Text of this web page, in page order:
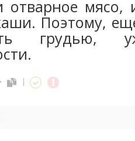
отварное мясо,
Поэтому,
грудью,